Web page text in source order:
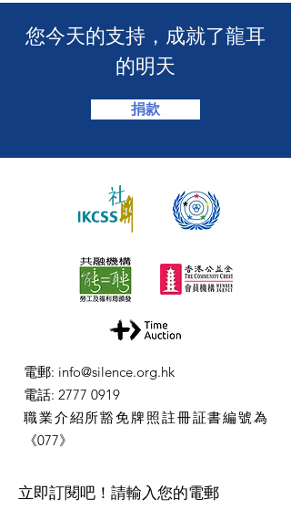
​您今天的支持，成就了龍耳
的明天
捐款
電郵: info@silence.org.hk
電話: 2777 0919
職業介紹所豁免牌照註冊証書編號為
《077》
​立即訂閱吧！請輸入您的電郵